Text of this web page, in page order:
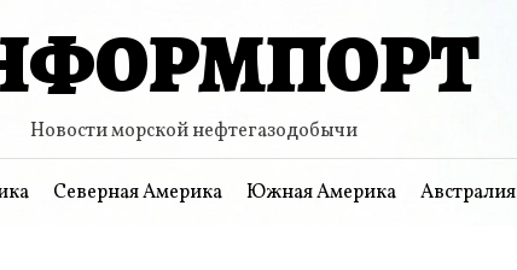
Новости морской нефтегазодобычи
Северная Америка Южная Америка Австралия